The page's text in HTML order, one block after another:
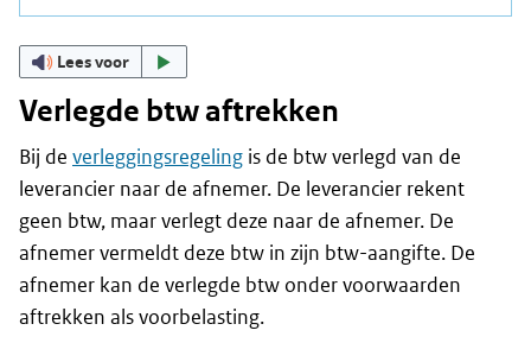
Lees voor
Verlegde btw aftrekken
Bij de verleggingsregeling is de btw verlegd van de
leverancier naar de afnemer. De leverancier rekent
geen btw, maar verlegt deze naar de afnemer. De
afnemer vermeldt deze btw in zijn btw-aangifte. De
afnemer kan de verlegde btw onder voorwaarden
aftrekken als voorbelasting.